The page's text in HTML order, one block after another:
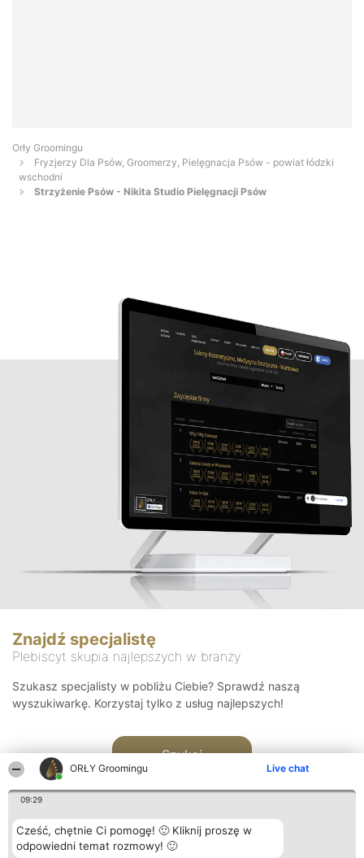
ORŁY Groomingu Live chat
09:29
Cześć, chętnie Ci pomogę! 🙂 Kliknij proszę w
odpowiedni temat rozmowy! 🙂
Orły Groomingu
Fryzjerzy Dla Psów, Groomerzy, Pielęgnacja Psów - powiat łódzki
wschodni
Strzyżenie Psów - Nikita Studio Pielęgnacji Psów
Znajdź specjalistę
Plebiscyt skupia najlepszych w branży
Szukasz specjalisty w pobliżu Ciebie? Sprawdź naszą
wyszukiwarkę. Korzystaj tylko z usług najlepszych!
Szukaj